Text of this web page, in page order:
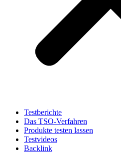
Testberichte
Das TSO-Verfahren
Produkte testen lassen
Testvideos
Backlink